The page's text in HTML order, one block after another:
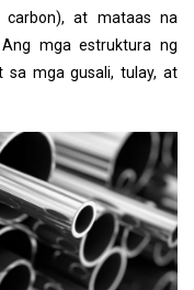
carbon), at mataas na
mga estruktura ng
sa mga gusali, tulay, at